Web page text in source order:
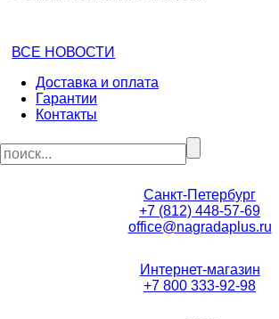
ВСЕ НОВОСТИ
Доставка и оплата
Гарантии
Контакты
Санкт-Петербург
+7 (812) 448-57-69
office@nagradaplus.ru
Интернет-магазин
+7 800 333-92-98